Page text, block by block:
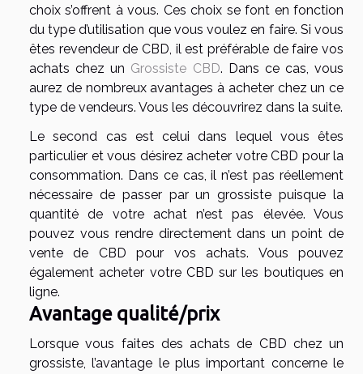
choix s’offrent à vous. Ces choix se font en fonction
du type d’utilisation que vous voulez en faire. Si vous
êtes revendeur de CBD, il est préférable de faire vos
achats chez un Grossiste CBD. Dans ce cas, vous
aurez de nombreux avantages à acheter chez un ce
type de vendeurs. Vous les découvrirez dans la suite.
Le second cas est celui dans lequel vous êtes
particulier et vous désirez acheter votre CBD pour la
consommation. Dans ce cas, il n’est pas réellement
nécessaire de passer par un grossiste puisque la
quantité de votre achat n’est pas élevée. Vous
pouvez vous rendre directement dans un point de
vente de CBD pour vos achats. Vous pouvez
également acheter votre CBD sur les boutiques en
ligne.
Avantage qualité/prix
Lorsque vous faites des achats de CBD chez un
grossiste, l’avantage le plus important concerne le